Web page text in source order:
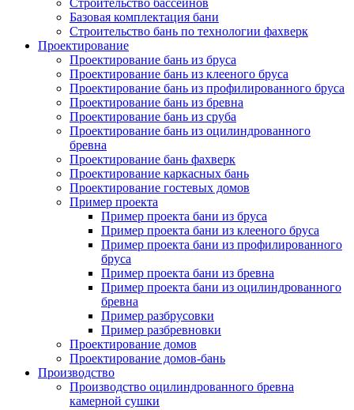
Строительство бассейнов
Базовая комплектация бани
Строительство бань по технологии фахверк
Проектирование
Проектирование бань из бруса
Проектирование бань из клееного бруса
Проектирование бань из профилированного бруса
Проектирование бань из бревна
Проектирование бань из сруба
Проектирование бань из оцилиндрованного
бревна
Проектирование бань фахверк
Проектирование каркасных бань
Проектирование гостевых домов
Пример проекта
Пример проекта бани из бруса
Пример проекта бани из клееного бруса
Пример проекта бани из профилированного
бруса
Пример проекта бани из бревна
Пример проекта бани из оцилиндрованного
бревна
Пример разбрусовки
Пример разбревновки
Проектирование домов
Проектирование домов-бань
Производство
Производство оцилиндрованного бревна
камерной сушки